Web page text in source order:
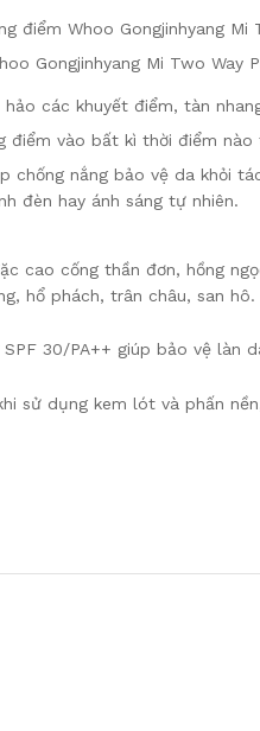
điểm Whoo Gongjinhyang
Gongjinhyang Mi Two
hảo các khuyết điểm, tàn
điểm vào bất kì thời điểm nào
chống nắng bảo vệ da khỏi
đèn hay ánh sáng tự nhiên.
cao cống thần đơn, hồng
hổ phách, trân châu, san hô.
SPF 30/PA++ giúp bảo vệ
sử dụng kem lót và phấn